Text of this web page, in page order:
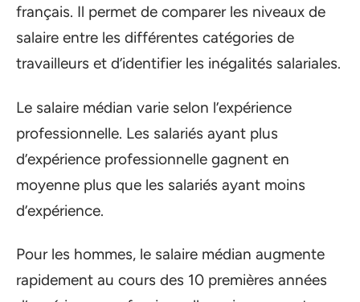
français. Il permet de comparer les niveaux de
salaire entre les différentes catégories de
travailleurs et d’identifier les inégalités salariales.
Le salaire médian varie selon l’expérience
professionnelle. Les salariés ayant plus
d’expérience professionnelle gagnent en
moyenne plus que les salariés ayant moins
d’expérience.
Pour les hommes, le salaire médian augmente
rapidement au cours des 10 premières années